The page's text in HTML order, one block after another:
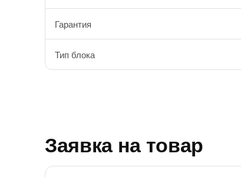
Гарантия
Тип блока
Заявка на товар